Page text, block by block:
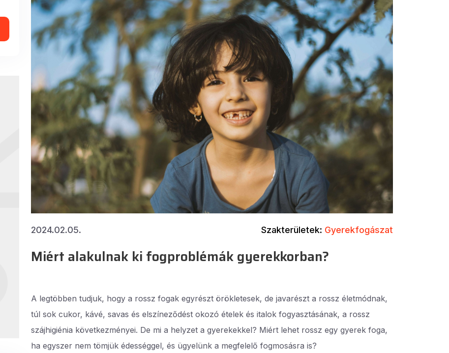
2024.02.05. Szakterületek: Gyerekfogászat
Miért alakulnak ki fogproblémák gyerekkorban?
A legtöbben tudjuk, hogy a rossz fogak egyrészt örökletesek, de javarészt a rossz életmódnak,
túl sok cukor, kávé, savas és elszíneződést okozó ételek és italok fogyasztásának, a rossz
szájhigiénia következményei. De mi a helyzet a gyerekekkel? Miért lehet rossz egy gyerek foga,
ha egyszer nem tömjük édességgel, és ügyelünk a megfelelő fogmosásra is?